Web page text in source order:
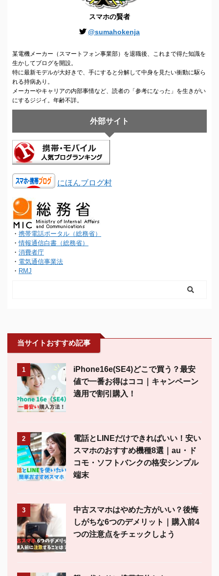
スマホの賢者
@sumahokenja
某電機メーカー（スマートフォン事業部）を退職後、これまで得た知識を
生かしてブログを開設。
特に最新モデルが大好きで、手にすると分解して中身を見たい衝動に駆ら
れる持病あり。
メーカーやキャリアの内部事情など、読者の「参考になった」を生きがい
にするジジイ。年齢不詳。
外部サイト
にほんブログ村
・ 携帯電話ポータル（総務省）
・情報通信白書（総務省）
・ 消費者庁
・ 電気通信事業法
・ RMJ
当サイトおすすめ記事
1
iPhone16e(SE4)どこで買う？最安
値で一番お得はココ｜キャンペーン
適用で割引購入！
2
電話とLINEだけできればいい！安い
スマホのおすすめ機種8選｜au・ド
コモ・ソフトバンクの格安シンプル
端末
3
中古スマホはやめた方がいい？後悔
しがちな6つのデメリット｜購入前4
つの注意点をチェックしよう